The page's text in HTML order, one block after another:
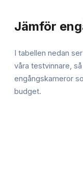
Jämför
I tabellen nedan
våra testvinnare,
engångskameror
budget.